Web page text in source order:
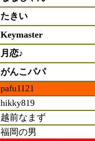
たきい
Keymaster
月恋♪
がんこパパ
pafu1121
hikky819
越前なまず
福岡の男